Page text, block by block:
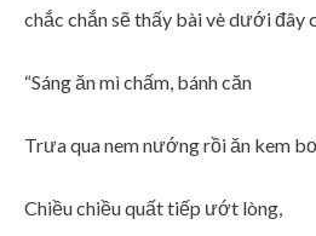
chắc chắn sẽ thấy bài vè dưới đây
“Sáng ăn mì chấm, bánh căn
Trưa qua nem nướng rồi ăn kem
Chiều chiều quất tiếp ướt lòng,